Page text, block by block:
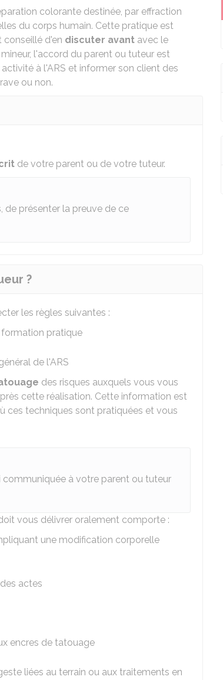
colorante destinée, par effraction
du corps humain. Cette pratique est
conseillé d'en discuter avant avec le
l'accord du parent ou tuteur est
à l'ARS et informer son client des
ou non.
de votre parent ou de votre tuteur.
de présenter la preuve de ce
?
les règles suivantes :
formation pratique
de l'ARS
des risques auxquels vous vous
cette réalisation. Cette information est
ces techniques sont pratiquées et vous
à votre parent ou tuteur
vous délivrer oralement comporte :
une modification corporelle
actes
encres de tatouage
liées au terrain ou aux traitements en